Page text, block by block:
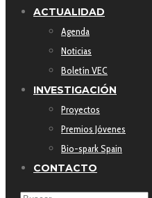
ACTUALIDAD
Agenda
Noticias
Boletín VEC
INVESTIGACIÓN
Proyectos
Premios Jóvenes
Bio-spark Spain
CONTACTO